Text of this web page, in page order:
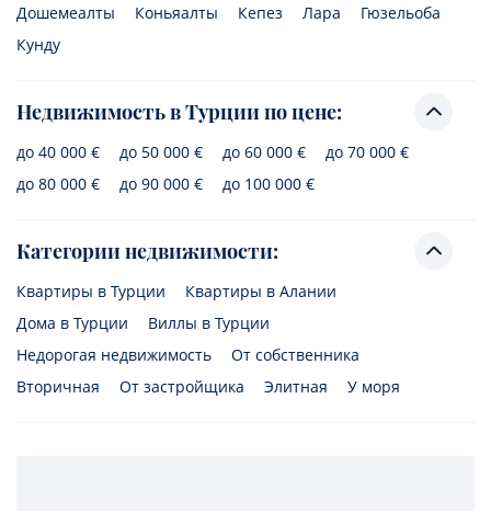
Дошемеалты
Коньяалты Кепез Лара
Гюзельоба
Кунду
Недвижимость в Турции по цене:
до 40 000 € до 50 000 € до 60 000 €
до 70 000 €
до 80 000 €
до 90 000 € до 100 000 €
Категории недвижимости:
Квартиры в Турции
Квартиры в Алании
Дома в Турции
Виллы в Турции
Недорогая недвижимость
От собственника
Вторичная
От застройщика Элитная У моря